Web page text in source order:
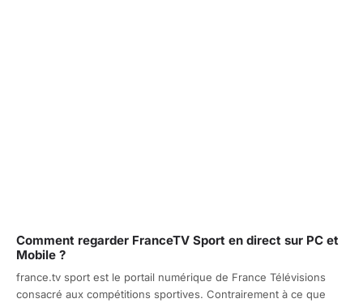
Comment regarder FranceTV Sport en direct sur PC et
Mobile ?
france.tv sport est le portail numérique de France Télévisions
consacré aux compétitions sportives. Contrairement à ce que